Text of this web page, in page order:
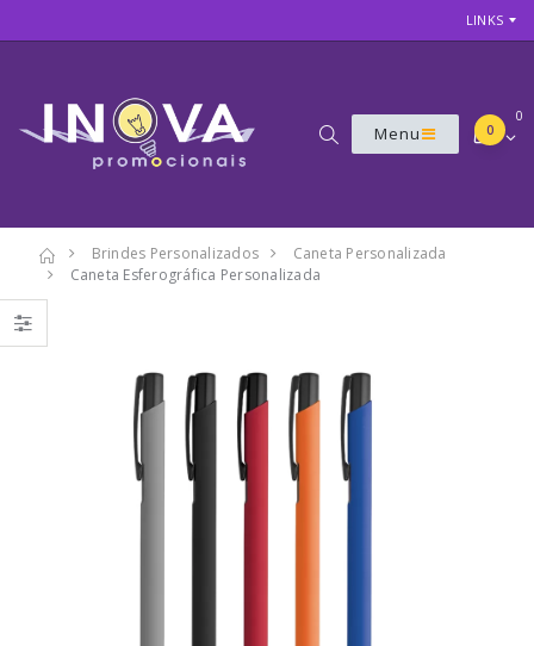
LINKS
Menu
0
0
Brindes Personalizados
Caneta Personalizada
Caneta Esferográfica Personalizada